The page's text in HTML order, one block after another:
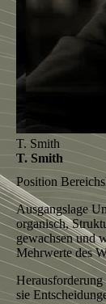
T. Smith
T. Smith
Position
Ausgangslage
organisch,
gewachsen und
Mehrwerte des
Herausforderung
sie